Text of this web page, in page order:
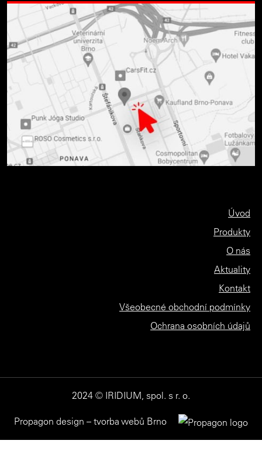
Úvod
Produkty
O nás
Aktuality
Kontakt
Všeobecné obchodní podmínky
Ochrana osobních údajů
2024 © IRIDIUM, spol. s r. o.
Propagon design – tvorba webů Brno